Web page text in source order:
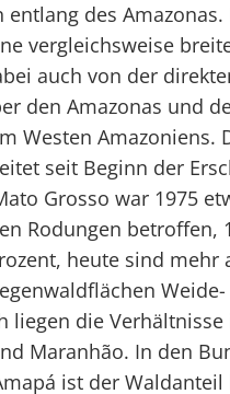
entlang des
vergleichsweise
auch von der
den Amazonas und
Westen Amazoniens.
seit Beginn der
Grosso war 1975
Rodungen betroffen,
heute sind mehr
liegen die
Maranhão. In den
ist der